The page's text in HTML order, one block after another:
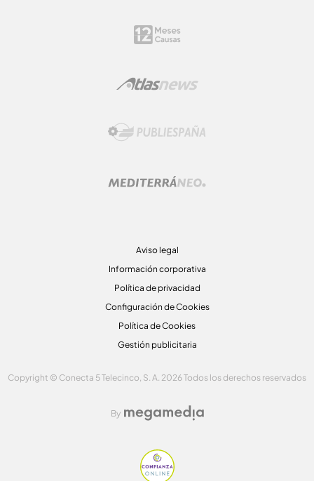
Aviso legal
Información corporativa
Política de privacidad
Configuración de Cookies
Política de Cookies
Gestión publicitaria
Copyright © Conecta 5 Telecinco, S. A. 2026 Todos los derechos reservados
By